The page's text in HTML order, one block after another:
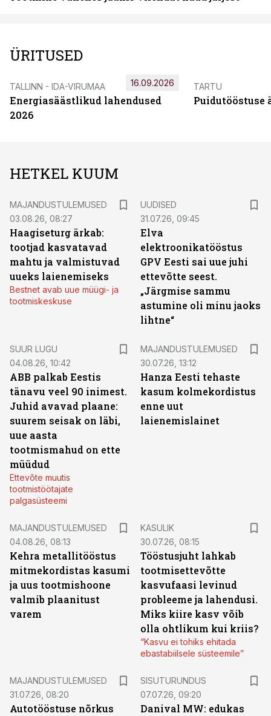
ÜRITUSED
TALLINN - IDA-VIRUMAA
Energiasäästlikud lahendused
2026
16.09.2026 TARTU
Puidutööstuse
HETKEL KUUM
MAJANDUSTULEMUSED
03.08.26, 08:27
Haagiseturg ärkab:
tootjad kasvatavad
mahtu ja valmistuvad
uueks laienemiseks
Bestnet avab uue müügi- ja
tootmiskeskuse
UUDISED
31.07.26, 09:45
Elva
elektroonikatööstus
GPV Eesti sai uue juhi
ettevõtte seest.
„Järgmise sammu
astumine oli minu jaoks
lihtne“
SUUR LUGU
04.08.26, 10:42
ABB palkab Eestis
tänavu veel 90 inimest.
Juhid avavad plaane:
suurem seisak on läbi,
uue aasta
tootmismahud on ette
müüdud
Ettevõte muutis
tootmistöötajate
palgasüsteemi
MAJANDUSTULEMUSED
30.07.26, 13:12
Hanza Eesti tehaste
kasum kolmekordistus
enne uut
laienemislainet
MAJANDUSTULEMUSED
04.08.26, 08:13
Kehra metallitööstus
mitmekordistas kasumi
ja uus tootmishoone
valmib plaanitust
varem
KASULIK
30.07.26, 08:15
Tööstusjuht lahkab
tootmisettevõtte
kasvufaasi levinud
probleeme ja lahendusi.
Miks kiire kasv võib
olla ohtlikum kui kriis?
“Kasvu ei tohiks ehitada
ebastabiilsele süsteemile”
MAJANDUSTULEMUSED
31.07.26, 08:20
Autotööstuse nõrkus
SISUTURUNDUS
07.07.26, 09:20
Danival MW: edukas